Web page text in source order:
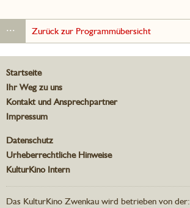
... Zurück zur Programmübersicht
Startseite
Ihr Weg zu uns
Kontakt und Ansprechpartner
Impressum
Datenschutz
Urheberrechtliche Hinweise
KulturKino Intern
Das KulturKino Zwenkau wird betrieben von der: